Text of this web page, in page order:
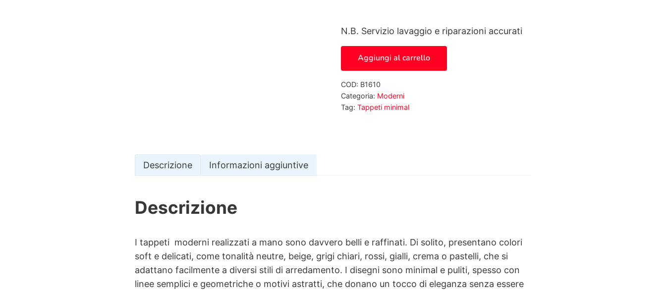
N.B. Servizio lavaggio e riparazioni accurati
Tappeto moderno, 300x200, B1610 quantità
Aggiungi al carrello
COD: B1610
Categoria: Moderni
Tag: Tappeti minimal
Descrizione Informazioni aggiuntive
Descrizione
I tappeti moderni realizzati a mano sono davvero belli e raffinati. Di solito, presentano colori
soft e delicati, come tonalità neutre, beige, grigi chiari, rossi, gialli, crema o pastelli, che si
adattano facilmente a diversi stili di arredamento. I disegni sono minimal e puliti, spesso con
linee semplici e geometriche o motivi astratti, che donano un tocco di eleganza senza essere